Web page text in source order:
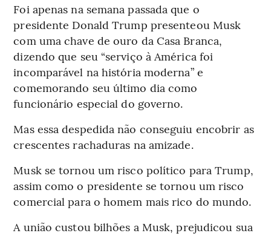
Foi apenas na semana passada que o
presidente Donald Trump presenteou Musk
com uma chave de ouro da Casa Branca,
dizendo que seu “serviço à América foi
incomparável na história moderna” e
comemorando seu último dia como
funcionário especial do governo.
Mas essa despedida não conseguiu encobrir as
crescentes rachaduras na amizade.
Musk se tornou um risco político para Trump,
assim como o presidente se tornou um risco
comercial para o homem mais rico do mundo.
A união custou bilhões a Musk, prejudicou sua